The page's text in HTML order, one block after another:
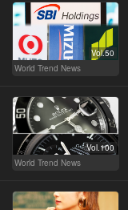
Vol.50
World Trend News
Vol.100
World Trend News